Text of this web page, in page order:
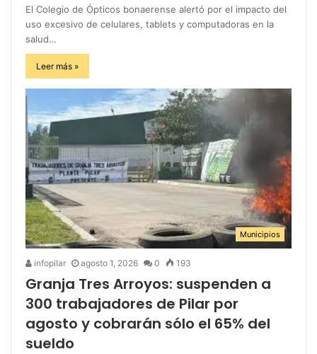
El Colegio de Ópticos bonaerense alertó por el impacto del
uso excesivo de celulares, tablets y computadoras en la
salud…
Leer más »
Municipios
infopilar agosto 1, 2026 0 193
Granja Tres Arroyos: suspenden a
300 trabajadores de Pilar por
agosto y cobrarán sólo el 65% del
sueldo